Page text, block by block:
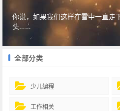
你说，如果我们这样在雪中一直走
头……
全部分类
少儿编程
工作相关